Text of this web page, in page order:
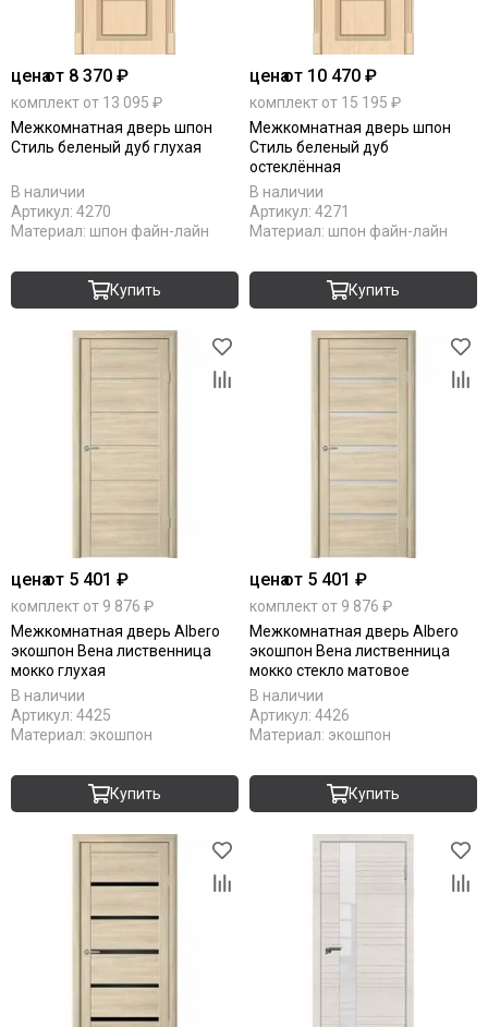
ценаот 8 370 ₽
комплект от 13 095 ₽
Межкомнатная дверь шпон
Стиль беленый дуб глухая
В наличии
Артикул: 4270
Материал: шпон файн-лайн
Купить
ценаот 10 470 ₽
комплект от 15 195 ₽
Межкомнатная дверь шпон
Стиль беленый дуб
остеклённая
В наличии
Артикул: 4271
Материал: шпон файн-лайн
Купить
ценаот 5 401 ₽
комплект от 9 876 ₽
Межкомнатная дверь Albero
экошпон Вена лиственница
мокко глухая
В наличии
Артикул: 4425
Материал: экошпон
Купить
ценаот 5 401 ₽
комплект от 9 876 ₽
Межкомнатная дверь Albero
экошпон Вена лиственница
мокко стекло матовое
В наличии
Артикул: 4426
Материал: экошпон
Купить